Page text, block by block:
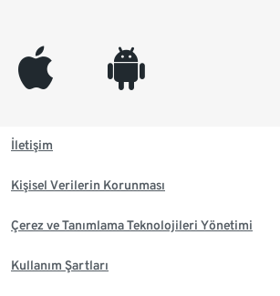
appleinc android
İletişim
Kişisel Verilerin Korunması
Çerez ve Tanımlama Teknolojileri Yönetimi
Kullanım Şartları